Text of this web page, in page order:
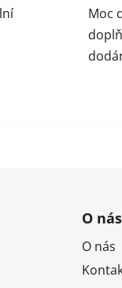
Moc
O nás
O nás